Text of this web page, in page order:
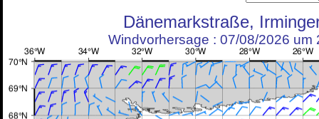
Dänemarkstraße,
Windvorhersage : 07/08/2026 um